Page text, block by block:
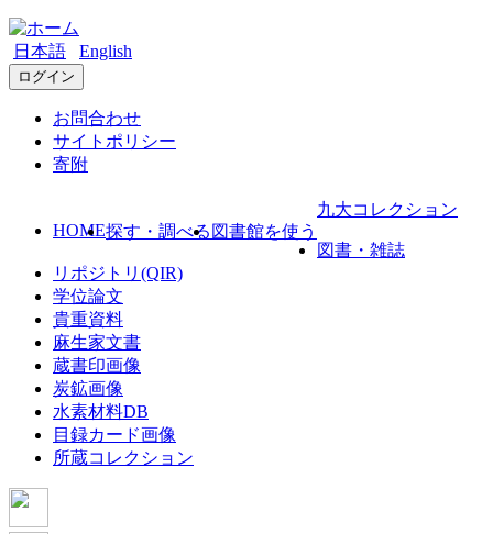
日本語 English
ログイン
お問合わせ
サイトポリシー
寄附
HOME探す・調べる 図書館を使う
九大コレクション
図書・雑誌
リポジトリ(QIR)
学位論文
貴重資料
麻生家文書
蔵書印画像
炭鉱画像
水素材料DB
目録カード画像
所蔵コレクション